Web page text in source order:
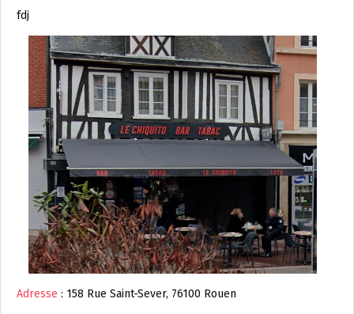
fdj
Adresse : 158 Rue Saint-Sever, 76100 Rouen